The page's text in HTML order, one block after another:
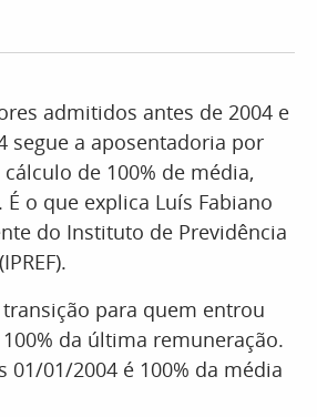
admitidos antes de 2004 e
segue a aposentadoria por
de 100% de média,
o que explica Luís Fabiano
do Instituto de Previdência
para quem entrou
da última remuneração.
01/01/2004 é 100% da média